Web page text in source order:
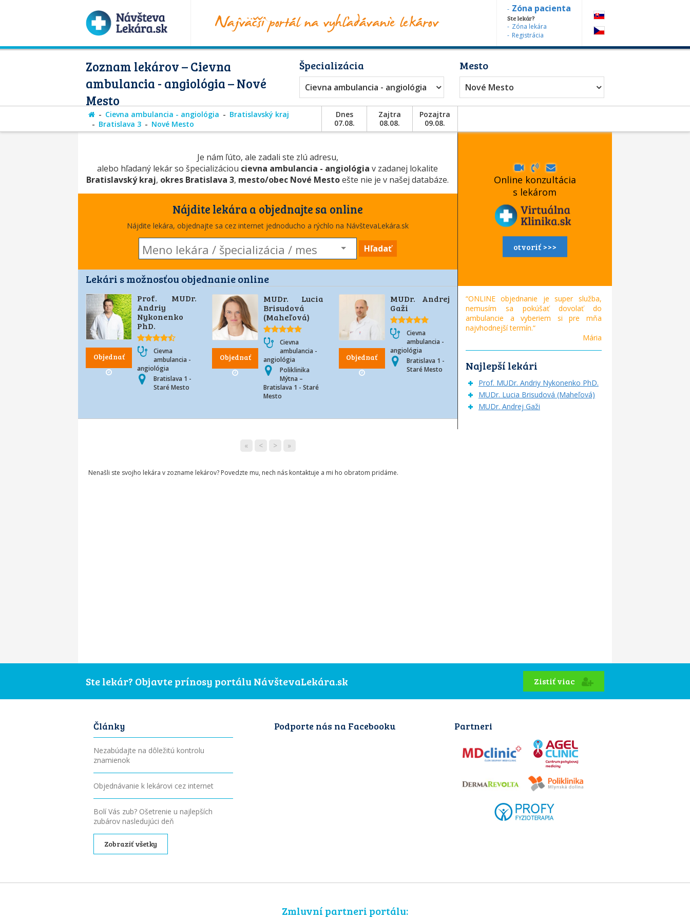
Zóna pacienta
Ste lekár?
Zóna lekára
Registrácia
Zoznam lekárov – Cievna
ambulancia - angiológia – Nové
Mesto
Špecializácia
Cievna ambulancia - angiológia
Mesto
Nové Mesto
Cievna ambulancia - angiológia
Bratislavský kraj
Bratislava 3
Nové Mesto
Dnes
07.08.
Zajtra
08.08.
Pozajtra
09.08.
Je nám ľúto, ale zadali ste zlú adresu,
alebo hľadaný lekár so špecializáciou cievna ambulancia - angiológia v zadanej lokalite
Bratislavský kraj, okres Bratislava 3, mesto/obec Nové Mestoešte nie je v našej databáze.
Nájdite lekára a objednajte sa online
Nájdite lekára, objednajte sa cez internet jednoducho a rýchlo na NávštevaLekára.sk
Hľadať
Lekári s možnosťou objednanie online
Objednať
Prof. MUDr.
Andriy
Nykonenko
PhD.
Cievna
ambulancia -
angiológia
Bratislava 1 -
Staré Mesto
Objednať
MUDr. Lucia
Brisudová
(Maheľová)
Cievna
ambulancia -
angiológia
Poliklinika
Mýtna –
Bratislava 1 - Staré
Mesto
Objednať
MUDr. Andrej
Gaži
Cievna
ambulancia -
angiológia
Bratislava 1 -
Staré Mesto
« < > »
Nenašli ste svojho lekára v zozname lekárov? Povedzte mu, nech nás kontaktuje a mi ho obratom pridáme.
Online konzultácia
s lekárom
otvoriť >>>
“ONLINE objednanie je super služba,
nemusím sa pokúšať dovolať do
ambulancie a vyberiem si pre mňa
najvhodnejší termín.“
Mária
Najlepší lekári
Prof. MUDr. Andriy Nykonenko PhD.
MUDr. Lucia Brisudová (Maheľová)
MUDr. Andrej Gaži
Ste lekár? Objavte prínosy portálu NávštevaLekára.sk Zistiť viac
Články
Nezabúdajte na dôležitú kontrolu
znamienok
Objednávanie k lekárovi cez internet
Bolí Vás zub? Ošetrenie u najlepších
zubárov nasledujúci deň
Zobraziť všetky
Podporte nás na Facebooku Partneri
Zmluvní partneri portálu: